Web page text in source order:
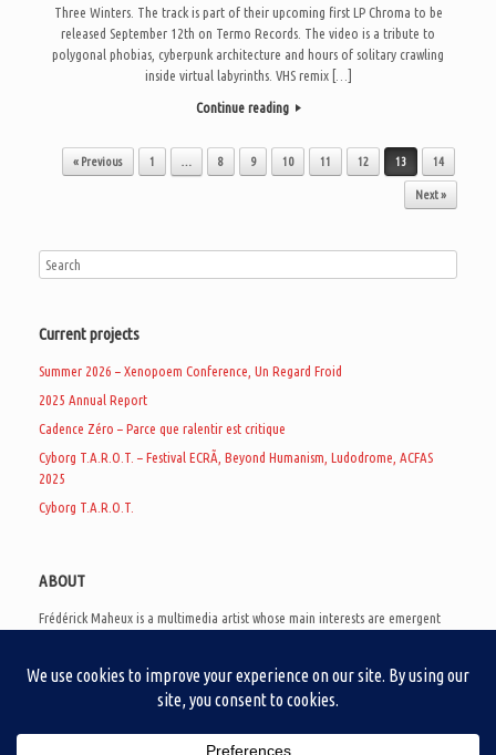
Three Winters. The track is part of their upcoming first LP Chroma to be
released September 12th on Termo Records. The video is a tribute to
polygonal phobias, cyberpunk architecture and hours of solitary crawling
inside virtual labyrinths. VHS remix […]
Continue reading
Post navigation
« Previous 1 … 8 9 10 11 12 13 14
Next »
Current projects
Summer 2026 – Xenopoem Conference, Un Regard Froid
2025 Annual Report
Cadence Zéro – Parce que ralentir est critique
Cyborg T.A.R.O.T. – Festival ECRÃ, Beyond Humanism, Ludodrome, ACFAS
2025
Cyborg T.A.R.O.T.
ABOUT
Frédérick Maheux is a multimedia artist whose main interests are emergent
creates noisy video games, produces industrial music under Un Regard Froid,
and practices the art of analogic collages. He is currently a doctoral student
creation as a research methodology to study noise.